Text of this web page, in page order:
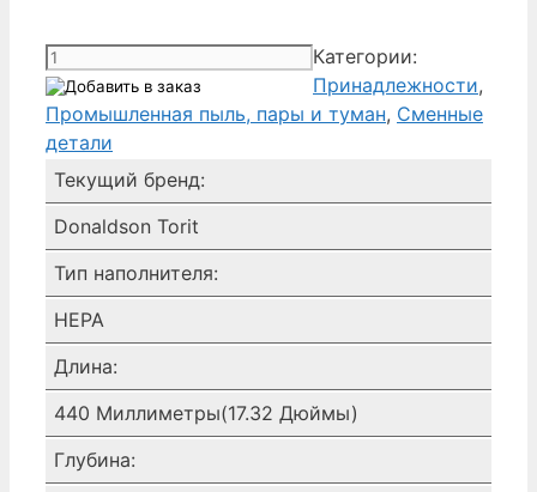
Количество
товара
Donaldson
0023000
MANIFOLD
ASSEMBLY
FILTER
BAG
36
Категории:
Принадлежности,
Промышленная пыль, пары и туман, Сменные
детали
Текущий бренд:
Donaldson Torit
Тип наполнителя:
HEPA
Длина:
440 Миллиметры(17.32 Дюймы)
Глубина: